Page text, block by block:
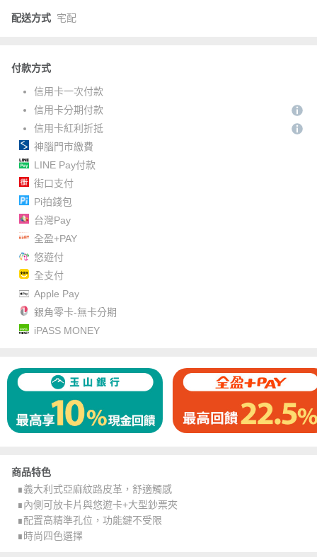
配送方式 宅配
付款方式
信用卡一次付款
信用卡分期付款
信用卡紅利折抵
神腦門市繳費
LINE Pay付款
街口支付
Pi拍錢包
台灣Pay
全盈+PAY
悠遊付
全支付
Apple Pay
銀角零卡-無卡分期
iPASS MONEY
商品特色
∎義大利式亞麻紋路皮革，舒適觸感
∎內側可放卡片與悠遊卡+大型鈔票夾
∎配置高精準孔位，功能鍵不受限
∎時尚四色選擇